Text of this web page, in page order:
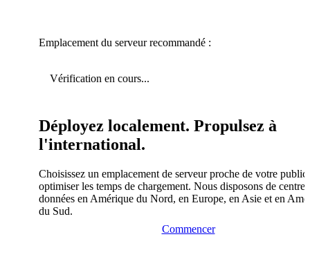
Emplacement du serveur recommandé :
Vérification en cours...
Déployez localement. Propulsez à
l'international.
Choisissez un emplacement de serveur proche de votre
optimiser les temps de chargement. Nous disposons de
données en Amérique du Nord, en Europe, en Asie et en
du Sud.
Commencer